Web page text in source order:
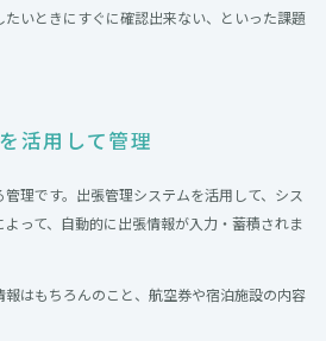
いときにすぐに確認出来ない、といった課題
活用して管理
理です。出張管理システムを活用して、シス
って、自動的に出張情報が入力・蓄積されま
はもちろんのこと、航空券や宿泊施設の内容